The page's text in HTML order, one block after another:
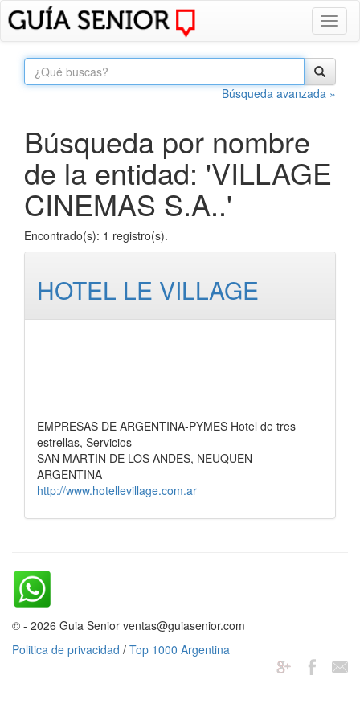
Búsqueda avanzada »
Búsqueda por nombre
de la entidad: 'VILLAGE
CINEMAS S.A..'
Encontrado(s): 1 registro(s).
HOTEL LE VILLAGE
EMPRESAS DE ARGENTINA-PYMES Hotel de tres
estrellas, Servicios
SAN MARTIN DE LOS ANDES, NEUQUEN
ARGENTINA
http://www.hotellevillage.com.ar
© - 2026 Guia Senior ventas@guiasenior.com
Politica de privacidad / Top 1000 Argentina